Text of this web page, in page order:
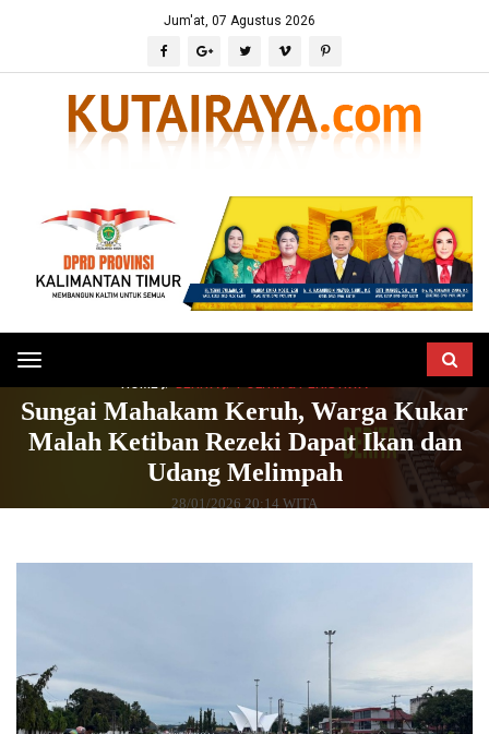
Jum'at, 07 Agustus 2026
Toggle
navigation
Sungai Mahakam Keruh, Warga Kukar
Malah Ketiban Rezeki Dapat Ikan dan
Udang Melimpah
28/01/2026 20:14 WITA